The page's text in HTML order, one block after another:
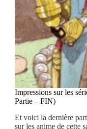
Impressions sur les
Partie – FIN)
Et voici la dernière
sur les anime de cette